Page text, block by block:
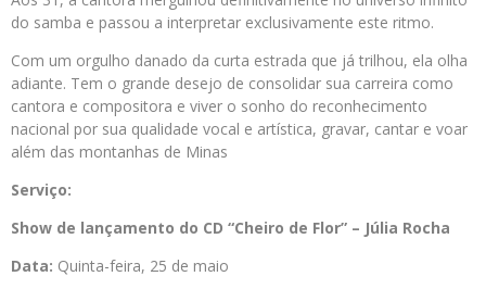
do samba e passou a interpretar exclusivamente este ritmo.
Com um orgulho danado da curta estrada que já trilhou, ela olha
adiante. Tem o grande desejo de consolidar sua carreira como
cantora e compositora e viver o sonho do reconhecimento
nacional por sua qualidade vocal e artística, gravar, cantar e voar
além das montanhas de Minas
Serviço:
Show de lançamento do CD “Cheiro de Flor” – Júlia Rocha
Data: Quinta-feira, 25 de maio